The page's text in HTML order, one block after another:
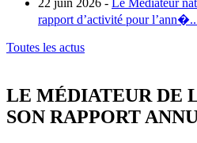
22 juin 2026 - Le Médiateur
rapport d’activité pour
Toutes les actus
LE MÉDIATEUR DE
SON RAPPORT